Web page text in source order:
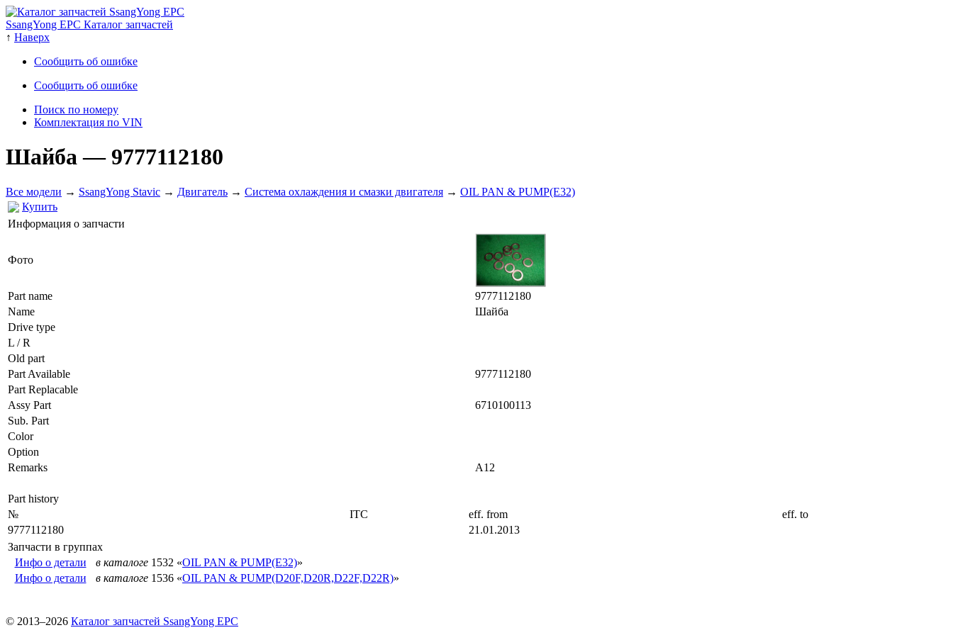
SsangYong EPC Каталог запчастей
↑ Наверх
Сообщить об ошибке
Сообщить об ошибке
Поиск по номеру
Комплектация по VIN
Шайба— 9777112180
Все модели → SsangYong Stavic → Двигатель → Система охлаждения и смазки двигателя → OIL PAN & PUMP(E32)
Купить
Информация о запчасти
Фото
Part name
9777112180
Name
Шайба
Drive type
L / R
Old part
Part Available
9777112180
Part Replacable
Assy Part
6710100113
Sub. Part
Color
Option
Remarks
A12
Part history
№
ITC eff. from
eff. to
9777112180
21.01.2013
Запчасти в группах
Инфо о детали
в каталоге 1532 «OIL PAN & PUMP(E32)»
Инфо о детали
в каталоге 1536 «OIL PAN & PUMP(D20F,D20R,D22F,D22R)»
© 2013–2026 Каталог запчастей SsangYong EPC